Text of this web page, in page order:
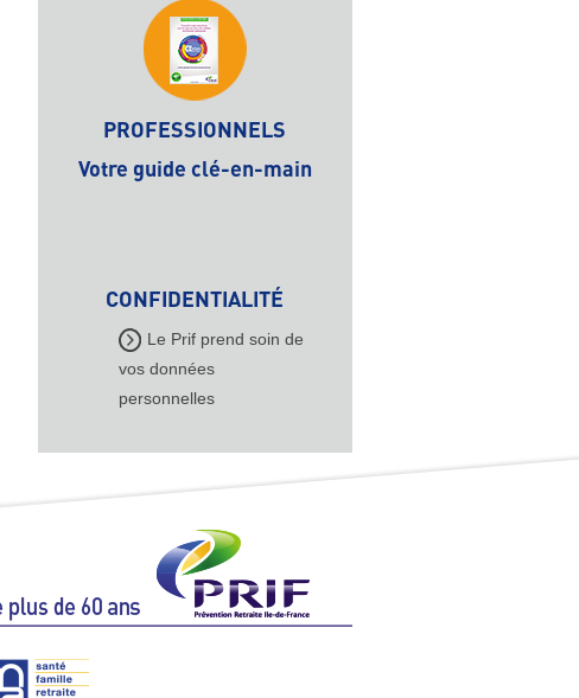
PROFESSIONNELS
Votre guide clé-en-main
CONFIDENTIALITÉ
Le Prif prend soin de
vos données
personnelles